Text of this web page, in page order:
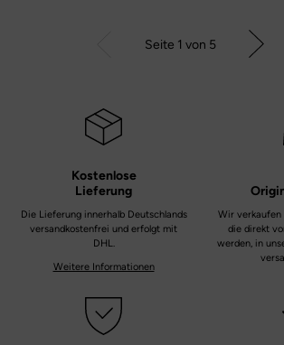
Seite 1 von 5
Kostenlose
Lieferung
Die Lieferung innerhalb Deutschlands
versandkostenfrei und erfolgt mit
DHL.
Weitere Informationen
Wir verkaufen
die direkt
werden, in